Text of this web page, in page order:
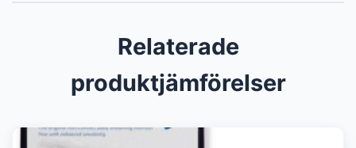
Relaterade
produktjämförelser